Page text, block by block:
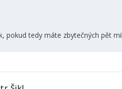
pokud tedy máte zbytečných pět